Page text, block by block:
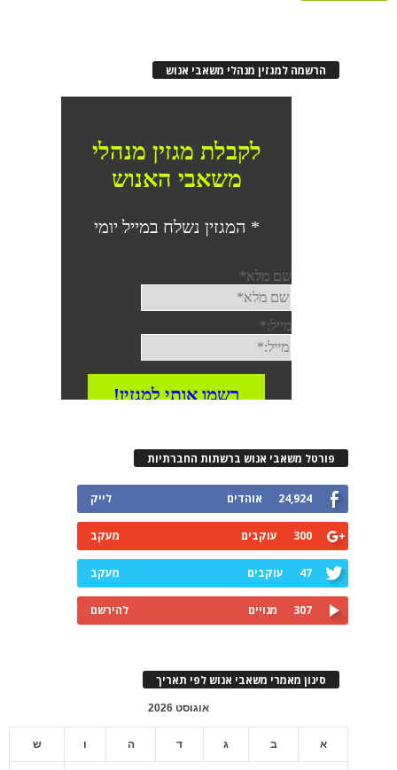
הרשמה למגזין מנהלי משאבי אנוש
פורטל משאבי אנוש ברשתות החברתיות
24,924 אוהדים לייק
300 עוקבים מעקב
47 עוקבים מעקב
307 מנויים להירשם
סינון מאמרי משאבי אנוש לפי תאריך
אוגוסט 2026
א ב ג ד ה ו ש